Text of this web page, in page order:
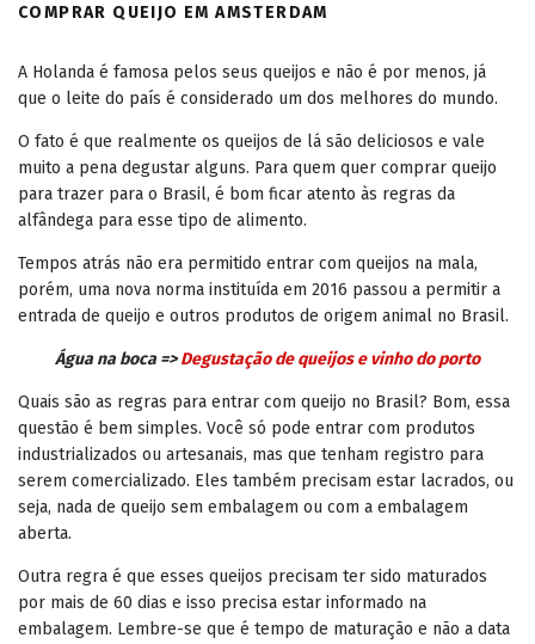
COMPRAR QUEIJO EM AMSTERDAM
A Holanda é famosa pelos seus queijos e não é por menos, já
que o leite do país é considerado um dos melhores do mundo.
O fato é que realmente os queijos de lá são deliciosos e vale
muito a pena degustar alguns. Para quem quer comprar queijo
para trazer para o Brasil, é bom ficar atento às regras da
alfândega para esse tipo de alimento.
Tempos atrás não era permitido entrar com queijos na mala,
porém, uma nova norma instituída em 2016 passou a permitir a
entrada de queijo e outros produtos de origem animal no Brasil.
Água na boca =>Degustação de queijos e vinho do porto
Quais são as regras para entrar com queijo no Brasil? Bom, essa
questão é bem simples. Você só pode entrar com produtos
industrializados ou artesanais, mas que tenham registro para
serem comercializado. Eles também precisam estar lacrados, ou
seja, nada de queijo sem embalagem ou com a embalagem
aberta.
Outra regra é que esses queijos precisam ter sido maturados
por mais de 60 dias e isso precisa estar informado na
embalagem. Lembre-se que é tempo de maturação e não a data